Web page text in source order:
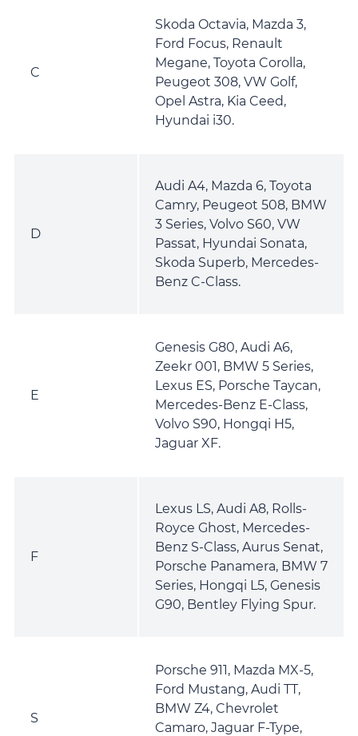
C
Skoda Octavia, Mazda 3,
Ford Focus, Renault
Megane, Toyota Corolla,
Peugeot 308, VW Golf,
Opel Astra, Kia Ceed,
Hyundai i30.
D
Audi A4, Mazda 6, Toyota
Camry, Peugeot 508, BMW
3 Series, Volvo S60, VW
Passat, Hyundai Sonata,
Skoda Superb, Mercedes-
Benz C-Class.
E
Genesis G80, Audi A6,
Zeekr 001, BMW 5 Series,
Lexus ES, Porsche Taycan,
Mercedes-Benz E-Class,
Volvo S90, Hongqi H5,
Jaguar XF.
F
Lexus LS, Audi A8, Rolls-
Royce Ghost, Mercedes-
Benz S-Class, Aurus Senat,
Porsche Panamera, BMW 7
Series, Hongqi L5, Genesis
G90, Bentley Flying Spur.
S
Porsche 911, Mazda MX-5,
Ford Mustang, Audi TT,
BMW Z4, Chevrolet
Camaro, Jaguar F-Type,